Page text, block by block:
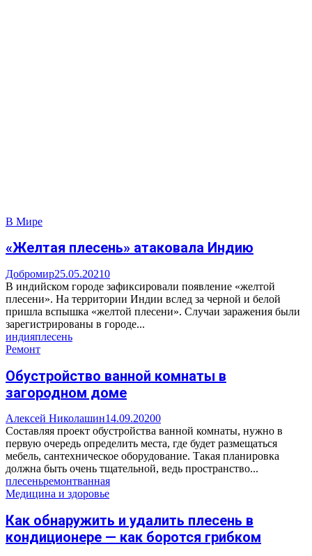
В Мире
«Желтая плесень» атаковала Индию
Добромир25.05.20210
В индийском городе зафиксировали появление «желтой
плесени». На территории Индии вслед за черной и белой
пришла вспышка «желтой плесени». Случаи заражения были
зарегистрированы в городе...
индияплесень
Ремонт
Обустройство ванной комнаты в
загородном доме
Алексей Николашин14.09.20200
Составляя проект обустройства ванной комнаты, нужно в
первую очередь определить места, где будет размещаться
мебель, сантехническое оборудование. Такая планировка
должна быть очень тщательной, ведь пространство...
плесеньремонтванная
Медицина и здоровье
Как обнаружить и удалить плесень в
кондиционере — как боротся грибком